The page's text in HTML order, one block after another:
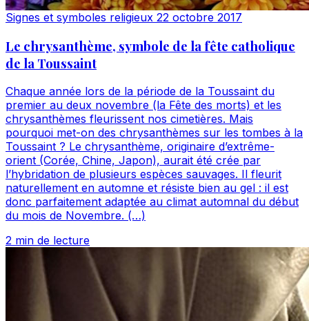
Signes et symboles religieux 22 octobre 2017
Le chrysanthème, symbole de la fête catholique
de la Toussaint
Chaque année lors de la période de la Toussaint du
premier au deux novembre (la Fête des morts) et les
chrysanthèmes fleurissent nos cimetières. Mais
pourquoi met-on des chrysanthèmes sur les tombes à la
Toussaint ? Le chrysanthème, originaire d’extrême-
orient (Corée, Chine, Japon), aurait été crée par
l’hybridation de plusieurs espèces sauvages. Il fleurit
naturellement en automne et résiste bien au gel : il est
donc parfaitement adaptée au climat automnal du début
du mois de Novembre. (…)
2 min de lecture